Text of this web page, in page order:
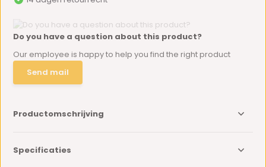
Do you have a question about this product?
Our employee is happy to help you find the right product
Send mail
Productomschrijving
Specificaties